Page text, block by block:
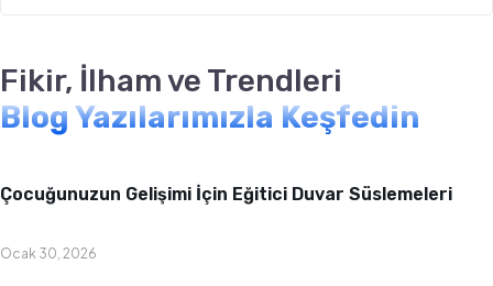
Fikir, İlham ve Trendleri
Blog Yazılarımızla Keşfedin
Çocuğunuzun Gelişimi İçin Eğitici Duvar Süslemeleri
Ocak 30, 2026